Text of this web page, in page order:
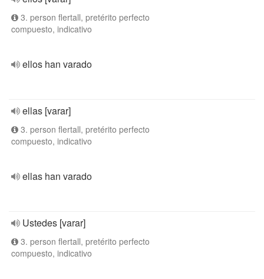
3. person flertall, pretérito perfecto
compuesto, indicativo
ellos han varado
ellas [varar]
3. person flertall, pretérito perfecto
compuesto, indicativo
ellas han varado
Ustedes [varar]
3. person flertall, pretérito perfecto
compuesto, indicativo